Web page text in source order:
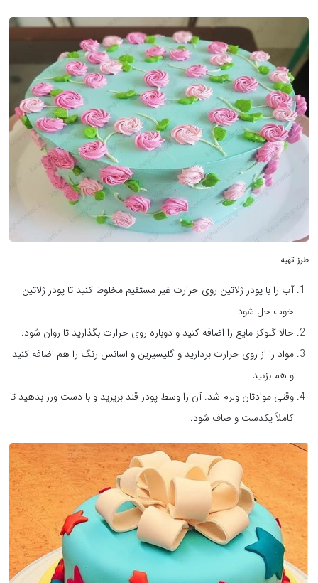
طرز تهیه
آب را با پودر ژلاتین روی حرارت غیر مستقیم مخلوط کنید تا پودر ژلاتین
خوب حل شود.
حالا گلوکز مایع را اضافه کنید و دوباره روی حرارت بگذارید تا روان شود.
مواد را از روی حرارت بردارید و گلیسیرین و اسانس رنگ را هم اضافه کنید
و هم بزنید.
وقتی موادتان ولرم شد. آن را وسط پودر قند بریزید و با دست ورز بدهید تا
کاملاً یکدست و صاف شود.